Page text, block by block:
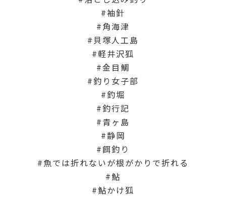
袖針
角海津
貝塚人工島
軽井沢狐
金目鯛
釣り女子部
釣堀
釣行記
青ヶ島
静岡
餌釣り
魚では折れないが根がかりで折れる
鮎
鮎かけ狐